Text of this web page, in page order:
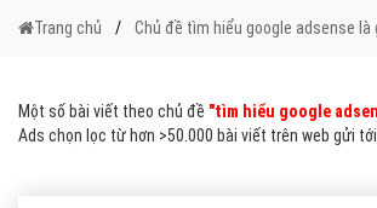
Trang chủ Chủ đề tìm hiểu google adsense là
Một số bài viết theo chủ đề "tìm hiểu google
Ads chọn lọc từ hơn >50.000 bài viết trên web gửi tới